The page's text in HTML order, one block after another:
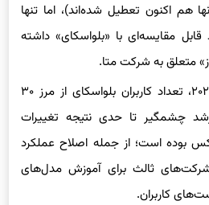
هم اکنون تعطیل شده‌اند)، اما تنها
مقایسه‌ای با «بلواسکای» داشته
متعلق به شرکت متا.
به گزارش gsxr تا فوریه ۲۰۲۵، تعداد کاربران بلواسکای از مرز ۳۰
چشمگیر تا حدی نتیجه تغییرات
بوده است؛ از جمله اصلاح عملکرد
ثالث برای آموزش مدل‌های
کاربران.